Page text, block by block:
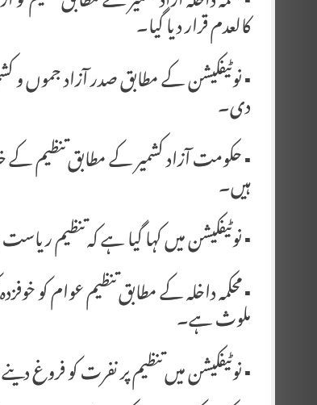
کالعدم قرار دیا گیا۔
▪️ نوٹیفکیشن کے مطابق صدر آزاد جموں و
دی۔
▪️ حکومت آزاد کشمیر کے مطابق تنظیم
ہیں۔
▪️ نوٹیفکیشن میں کہا گیا ہے کہ تنظیم
▪️ محکمہ داخلہ کے مطابق تنظیم عوام کو
ملوث ہے۔
▪️ نوٹیفکیشن میں تنظیم پر نفرت کو فروغ